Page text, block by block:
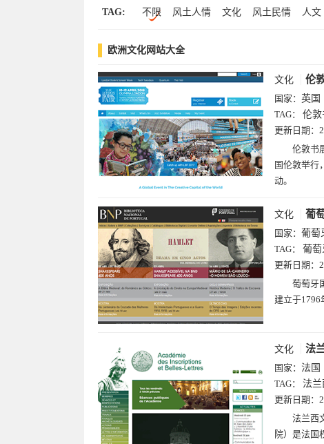
中文(46)
杂志(43) 美食(42) 军事(41)
图片(14)
TAG: 不限 风土人情 文化 风土民情 人文
指南
搜索
中心
与
欧洲文化网站大全
文化 伦
国家： 英国
TAG： 伦敦
更新日期：
伦敦书
国伦敦举行
动。
文化 葡
国家： 葡萄
TAG： 葡萄
更新日期：
葡萄牙
建立于1796
文化 法
国家： 法国
TAG： 法
更新日期：
法兰西
院）是法国